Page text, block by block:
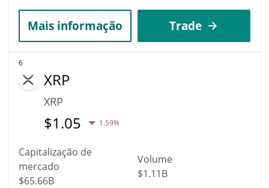
Mais informação Trade
6
XRP
XRP
$1.05 1.59%
Capitalização de
mercado
$65.66B
Volume
$1.11B